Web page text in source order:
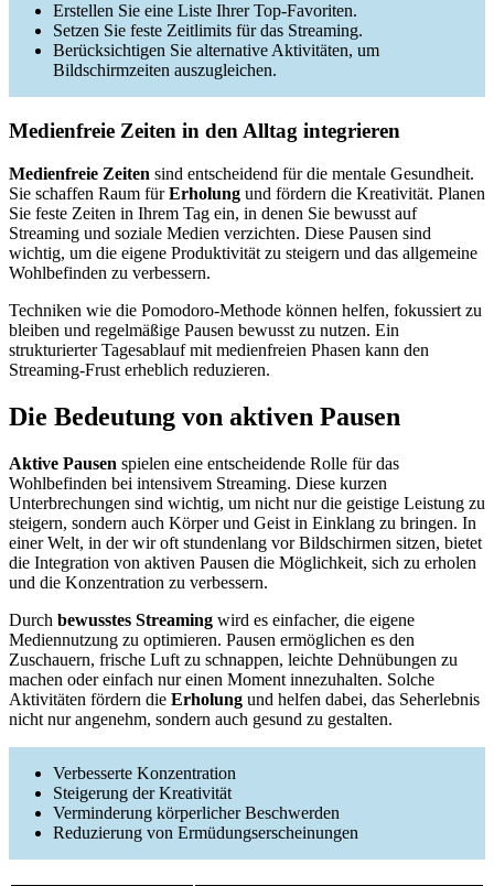
Erstellen Sie eine Liste Ihrer Top-Favoriten.
Setzen Sie feste Zeitlimits für das Streaming.
Berücksichtigen Sie alternative Aktivitäten, um
Bildschirmzeiten auszugleichen.
Medienfreie Zeiten in den Alltag integrieren
Medienfreie Zeiten sind entscheidend für die mentale Gesundheit.
Sie schaffen Raum fürErholung und fördern die Kreativität. Planen
Sie feste Zeiten in Ihrem Tag ein, in denen Sie bewusst auf
Streaming und soziale Medien verzichten. Diese Pausen sind
wichtig, um die eigene Produktivität zu steigern und das allgemeine
Wohlbefinden zu verbessern.
Techniken wie die Pomodoro-Methode können helfen, fokussiert zu
bleiben und regelmäßige Pausen bewusst zu nutzen. Ein
strukturierter Tagesablauf mit medienfreien Phasen kann den
Streaming-Frust erheblich reduzieren.
Die Bedeutung von aktiven Pausen
Aktive Pausen spielen eine entscheidende Rolle für das
Wohlbefinden bei intensivem Streaming. Diese kurzen
Unterbrechungen sind wichtig, um nicht nur die geistige Leistung zu
steigern, sondern auch Körper und Geist in Einklang zu bringen. In
einer Welt, in der wir oft stundenlang vor Bildschirmen sitzen, bietet
die Integration von aktiven Pausen die Möglichkeit, sich zu erholen
und die Konzentration zu verbessern.
Durch bewusstes Streaming wird es einfacher, die eigene
Mediennutzung zu optimieren. Pausen ermöglichen es den
Zuschauern, frische Luft zu schnappen, leichte Dehnübungen zu
machen oder einfach nur einen Moment innezuhalten. Solche
Aktivitäten fördern die Erholung und helfen dabei, das Seherlebnis
nicht nur angenehm, sondern auch gesund zu gestalten.
Verbesserte Konzentration
Steigerung der Kreativität
Verminderung körperlicher Beschwerden
Reduzierung von Ermüdungserscheinungen